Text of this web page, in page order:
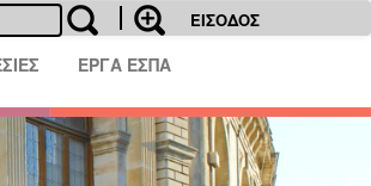
ΕΙΣΟΔΟΣ
ΕΡΓΑ ΕΣΠΑ